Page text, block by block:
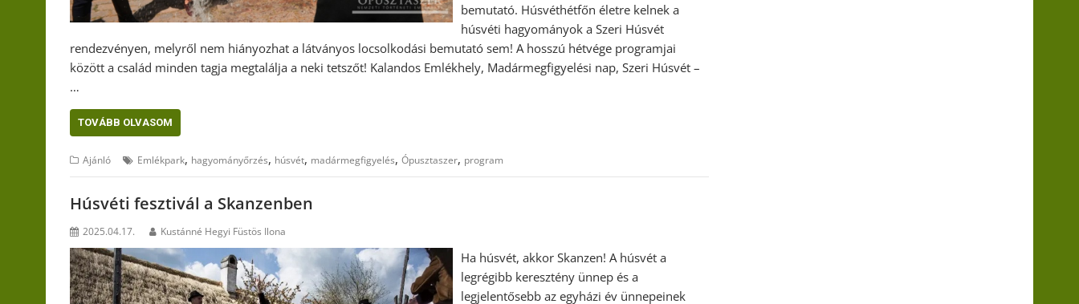
bemutató. Húsvéthétfőn életre kelnek a
húsvéti hagyományok a Szeri Húsvét
rendezvényen, melyről nem hiányozhat a látványos locsolkodási bemutató sem! A hosszú hétvége programjai
között a család minden tagja megtalálja a neki tetszőt! Kalandos Emlékhely, Madármegfigyelési nap, Szeri Húsvét –
…
TOVÁBB OLVASOM
Ajánló Emlékpark, hagyományőrzés, húsvét, madármegfigyelés, Ópusztaszer, program
Húsvéti fesztivál a Skanzenben
2025.04.17. Kustánné Hegyi Füstös Ilona
Ha húsvét, akkor Skanzen! A húsvét a
legrégibb keresztény ünnep és a
legjelentősebb az egyházi év ünnepeinek